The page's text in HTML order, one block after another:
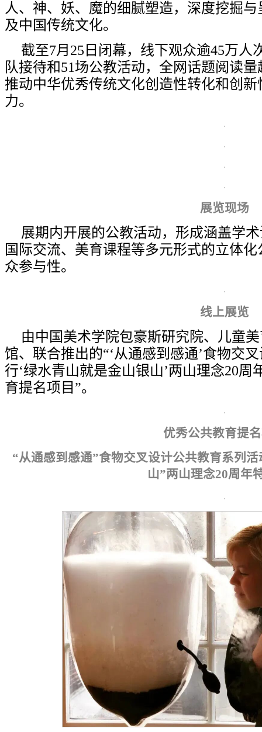
人、神、妖、魔的细腻塑造，深度挖掘
及中国传统文化。
截至7月25日闭幕，线下观众逾45万人
队接待和51场公教活动，全网话题阅读
推动中华优秀传统文化创造性转化和创
力。
展览现场
展期内开展的公教活动，形成涵盖学
国际交流、美育课程等多元形式的立体
众参与性。
线上展览
由中国美术学院包豪斯研究院、儿童
馆、联合推出的“‘从通感到感通’食物
行‘绿水青山就是金山银山’两山理念20周
育提名项目”。
优秀公共教育提
“从通感到感通”食物交叉设计公共教育系列
山”两山理念20周年